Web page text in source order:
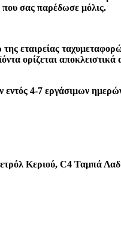
που σας παρέδωσε μόλις.
εταιρείας
ορίζεται αποκλειστικά
4-7 εργάσιμων
Κεριού, C4 Ταμπά